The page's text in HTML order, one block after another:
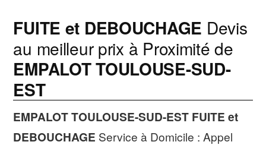
FUITE et DEBOUCHAGE Devis
au meilleur prix à Proximité de
EMPALOT TOULOUSE-SUD-
EST
EMPALOT TOULOUSE-SUD-EST FUITE et
DEBOUCHAGE Service à Domicile : Appel